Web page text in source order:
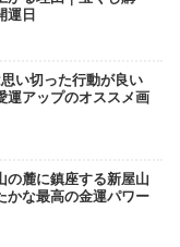
運日
い切った行動が良い
運アップのオススメ画
の麓に鎮座する新屋山
かな最高の金運パワー